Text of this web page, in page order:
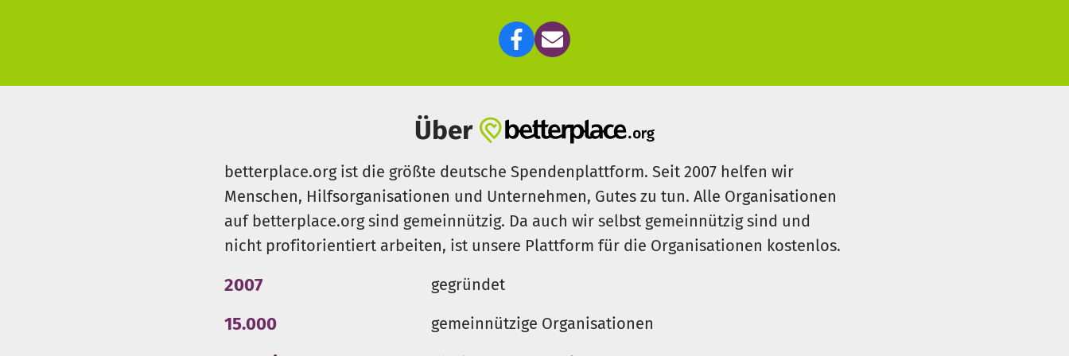
Über
betterplace.org ist die größte deutsche Spendenplattform. Seit 2007 helfen wir
Menschen, Hilfsorganisationen und Unternehmen, Gutes zu tun. Alle Organisationen
auf betterplace.org sind gemeinnützig. Da auch wir selbst gemeinnützig sind und
nicht profitorientiert arbeiten, ist unsere Plattform für die Organisationen kostenlos.
2007 gegründet
15.000 gemeinnützige Organisationen